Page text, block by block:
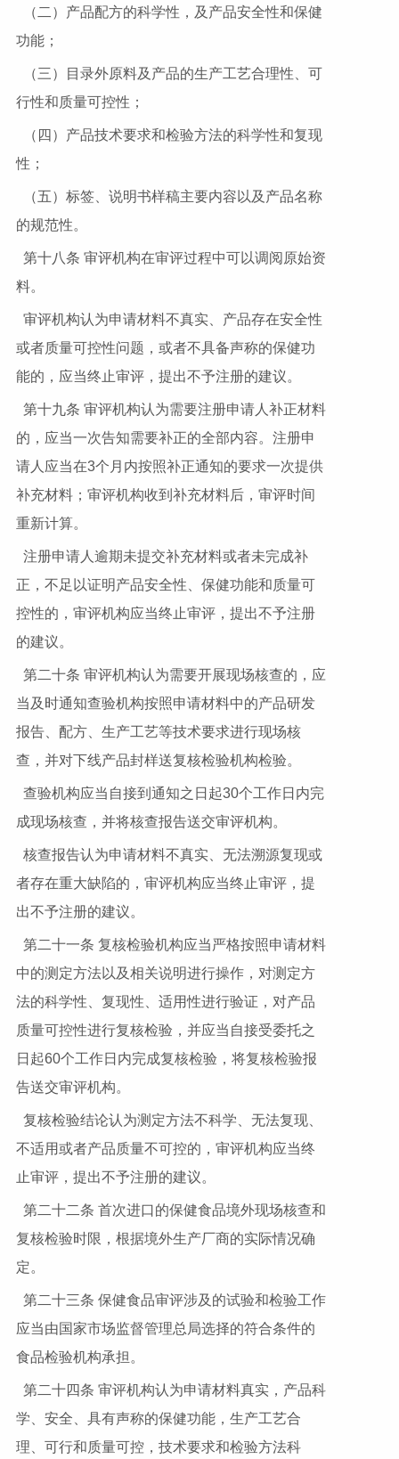
（二）产品配方的科学性，及产品安全性和保健
功能；
（三）目录外原料及产品的生产工艺合理性、可
行性和质量可控性；
（四）产品技术要求和检验方法的科学性和复现
性；
（五）标签、说明书样稿主要内容以及产品名称
的规范性。
第十八条 审评机构在审评过程中可以调阅原始资
料。
审评机构认为申请材料不真实、产品存在安全性
或者质量可控性问题，或者不具备声称的保健功
能的，应当终止审评，提出不予注册的建议。
第十九条 审评机构认为需要注册申请人补正材料
的，应当一次告知需要补正的全部内容。注册申
请人应当在3个月内按照补正通知的要求一次提供
补充材料；审评机构收到补充材料后，审评时间
重新计算。
注册申请人逾期未提交补充材料或者未完成补
正，不足以证明产品安全性、保健功能和质量可
控性的，审评机构应当终止审评，提出不予注册
的建议。
第二十条 审评机构认为需要开展现场核查的，应
当及时通知查验机构按照申请材料中的产品研发
报告、配方、生产工艺等技术要求进行现场核
查，并对下线产品封样送复核检验机构检验。
查验机构应当自接到通知之日起30个工作日内完
成现场核查，并将核查报告送交审评机构。
核查报告认为申请材料不真实、无法溯源复现或
者存在重大缺陷的，审评机构应当终止审评，提
出不予注册的建议。
第二十一条 复核检验机构应当严格按照申请材料
中的测定方法以及相关说明进行操作，对测定方
法的科学性、复现性、适用性进行验证，对产品
质量可控性进行复核检验，并应当自接受委托之
日起60个工作日内完成复核检验，将复核检验报
告送交审评机构。
复核检验结论认为测定方法不科学、无法复现、
不适用或者产品质量不可控的，审评机构应当终
止审评，提出不予注册的建议。
第二十二条 首次进口的保健食品境外现场核查和
复核检验时限，根据境外生产厂商的实际情况确
定。
第二十三条 保健食品审评涉及的试验和检验工作
应当由国家市场监督管理总局选择的符合条件的
食品检验机构承担。
第二十四条 审评机构认为申请材料真实，产品科
学、安全、具有声称的保健功能，生产工艺合
理、可行和质量可控，技术要求和检验方法科